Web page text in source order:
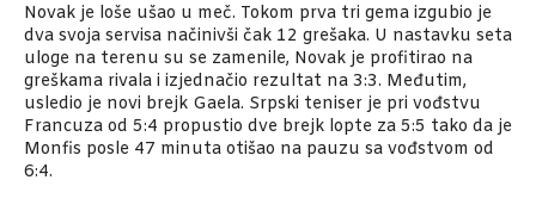
Novak je loše ušao u meč. Tokom prva tri gema izgubio je
dva svoja servisa načinivši čak 12 grešaka. U nastavku seta
uloge na terenu su se zamenile, Novak je profitirao na
greškama rivala i izjednačio rezultat na 3:3. Međutim,
usledio je novi brejk Gaela. Srpski teniser je pri vođstvu
Francuza od 5:4 propustio dve brejk lopte za 5:5 tako da je
Monfis posle 47 minuta otišao na pauzu sa vođstvom od
6:4.